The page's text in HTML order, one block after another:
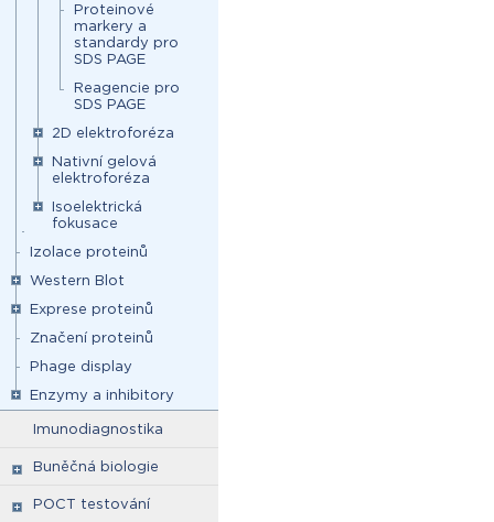
Proteinové
markery a
standardy pro
SDS PAGE
Reagencie pro
SDS PAGE
2D elektroforéza
Nativní gelová
elektroforéza
Isoelektrická
fokusace
Izolace proteinů
Western Blot
Exprese proteinů
Značení proteinů
Phage display
Enzymy a inhibitory
Imunodiagnostika
Buněčná biologie
POCT testování